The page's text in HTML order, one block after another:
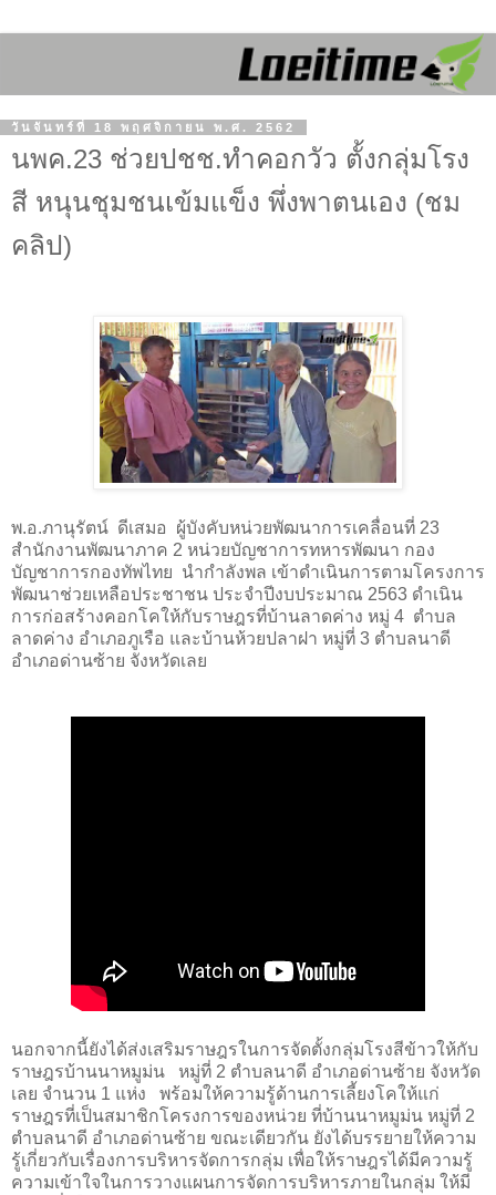
วันจันทร์ที่ 18 พฤศจิกายน พ.ศ. 2562
นพค.23 ช่วยปชช.ทำคอกวัว ตั้งกลุ่มโรง
สี หนุนชุมชนเข้มแข็ง พึ่งพาตนเอง (ชม
คลิป)
พ.อ.ภานุรัตน์ ดีเสมอ ผู้บังคับหน่วยพัฒนาการเคลื่อนที่ 23
สำนักงานพัฒนาภาค 2 หน่วยบัญชาการทหารพัฒนา กอง
บัญชาการกองทัพไทย นำกำลังพล เข้าดำเนินการตามโครงการ
พัฒนาช่วยเหลือประชาชน ประจำปีงบประมาณ 2563 ดำเนิน
การก่อสร้างคอกโคให้กับราษฎรที่บ้านลาดค่าง หมู่ 4 ตำบล
ลาดค่าง อำเภอภูเรือ และบ้านห้วยปลาฝา หมู่ที่ 3 ตำบลนาดี
อำเภอด่านซ้าย จังหวัดเลย
นอกจากนี้ยังได้ส่งเสริมราษฎรในการจัดตั้งกลุ่มโรงสีข้าวให้กับ
ราษฎรบ้านนาหมูม่น หมู่ที่ 2 ตำบลนาดี อำเภอด่านซ้าย จังหวัด
เลย จำนวน 1 แห่ง พร้อมให้ความรู้ด้านการเลี้ยงโคให้แก่
ราษฎรที่เป็นสมาชิกโครงการของหน่วย ที่บ้านนาหมูม่น หมู่ที่ 2
ตำบลนาดี อำเภอด่านซ้าย ขณะเดียวกัน ยังได้บรรยายให้ความ
รู้เกี่ยวกับเรื่องการบริหารจัดการกลุ่ม เพื่อให้ราษฎรได้มีความรู้
ความเข้าใจในการวางแผนการจัดการบริหารภายในกลุ่ม ให้มี